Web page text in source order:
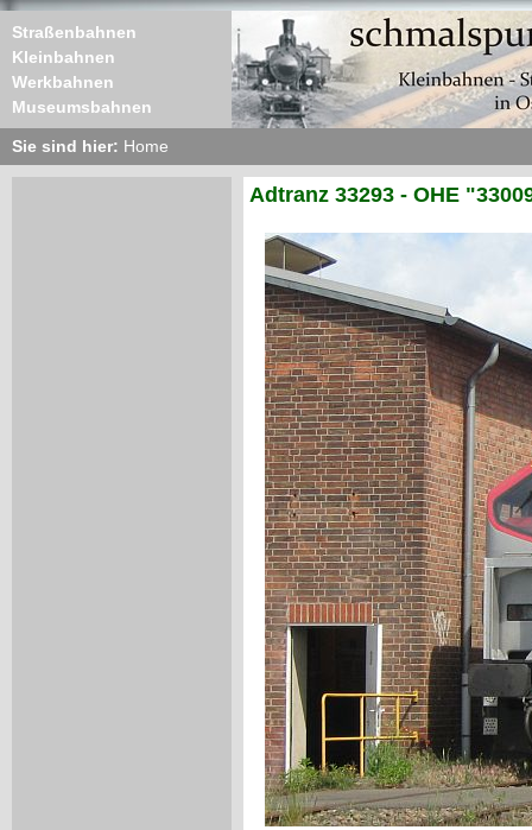
Straßenbahnen
Kleinbahnen
Werkbahnen
Museumsbahnen
Sie sind hier: Home
Adtranz 33293 - OHE